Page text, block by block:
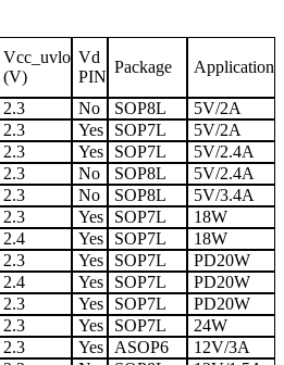
Vcc_uvlo
(V)
Vd
PIN
Package Application
2.3 No SOP8L
5V/2A
2.3 Yes SOP7L
5V/2A
2.3 Yes SOP7L
5V/2.4A
2.3 No SOP8L
5V/2.4A
2.3 No SOP8L
5V/3.4A
2.3 Yes SOP7L
18W
2.4 Yes SOP7L
18W
2.3 Yes SOP7L
PD20W
2.4 Yes SOP7L
PD20W
2.3 Yes SOP7L
PD20W
2.3 Yes SOP7L
24W
2.3 Yes ASOP6
12V/3A